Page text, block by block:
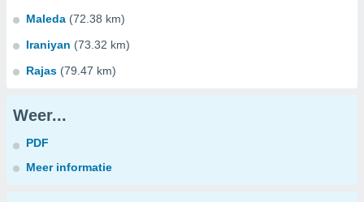
Maleda (72.38 km)
Iraniyan (73.32 km)
Rajas (79.47 km)
Weer...
PDF
Meer informatie